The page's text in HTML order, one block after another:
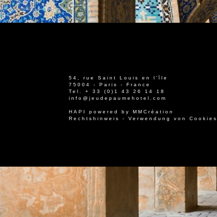
54, rue Saint Louis en l'île
75004 - Paris - France
Tel. + 33 (0)1 43 26 14 18
info@jeudepaumehotel.com
HAPI powered by MMCréation
Rechtshinweis
- Verwendung von Cookies